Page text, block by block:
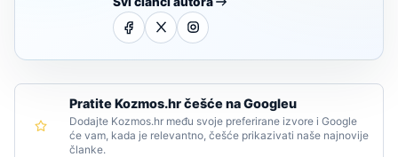
Pratite Kozmos.hr češće na Googleu
Dodajte Kozmos.hr među svoje preferirane izvore i Google
će vam, kada je relevantno, češće prikazivati naše najnovije
članke.